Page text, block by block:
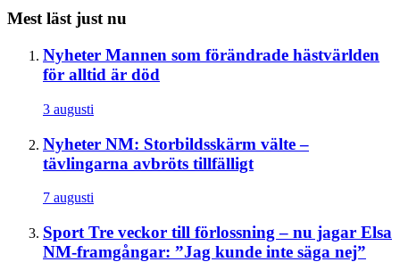
Mest läst just nu
Nyheter Mannen som förändrade hästvärlden
för alltid är död
3 augusti
Nyheter NM: Storbildsskärm välte –
tävlingarna avbröts tillfälligt
7 augusti
Sport Tre veckor till förlossning – nu jagar Elsa
NM-framgångar: ”Jag kunde inte säga nej”